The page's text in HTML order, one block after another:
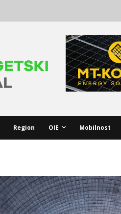
Region OIE Mobilnost